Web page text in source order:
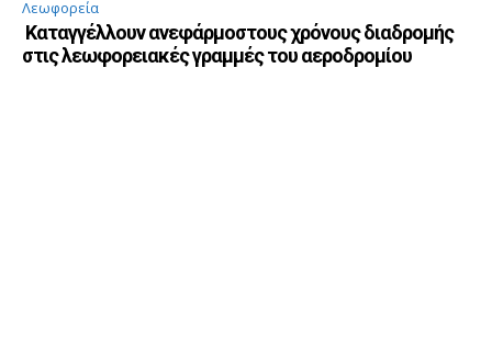
Λεωφορεία
Καταγγέλλουν ανεφάρμοστους χρόνους διαδρομής
στις λεωφορειακές γραμμές του αεροδρομίου